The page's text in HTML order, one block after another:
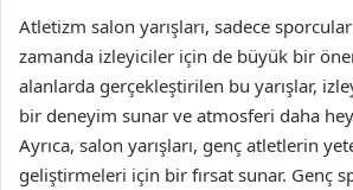
Atletizm salon yarışları, sadece
zamanda izleyiciler için de büyük bir
alanlarda gerçekleştirilen bu yarışlar,
bir deneyim sunar ve atmosferi daha
Ayrıca, salon yarışları, genç atletlerin
geliştirmeleri için bir fırsat sunar. Genç